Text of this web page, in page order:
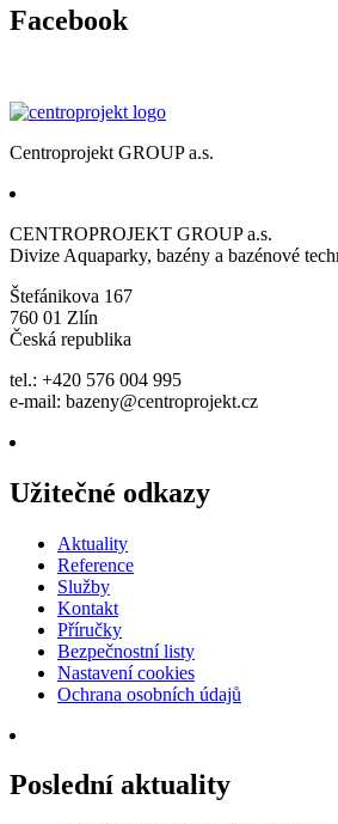
Facebook
Centroprojekt GROUP a.s.
CENTROPROJEKT GROUP a.s.
Divize Aquaparky, bazény a bazénové
Štefánikova 167
760 01 Zlín
Česká republika
tel.: +420 576 004 995
e-mail: bazeny@centroprojekt.cz
Užitečné odkazy
Aktuality
Reference
Služby
Kontakt
Příručky
Bezpečnostní listy
Nastavení cookies
Ochrana osobních údajů
Poslední aktuality